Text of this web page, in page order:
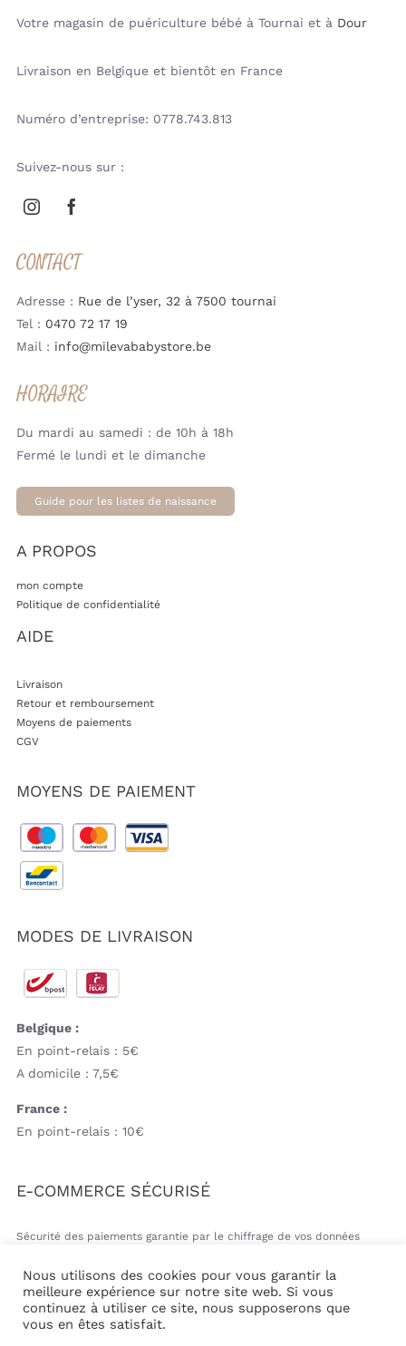
Votre magasin de puériculture bébé à Tournai et à Dour
Livraison en Belgique et bientôt en France
Numéro d’entreprise: 0778.743.813
Suivez-nous sur :
CONTACT
Adresse : Rue de l’yser, 32 à 7500 tournai
Tel : 0470 72 17 19
Mail : info@milevababystore.be
HORAIRE
Du mardi au samedi : de 10h à 18h
Fermé le lundi et le dimanche
Guide pour les listes de naissance
A PROPOS
mon compte
Politique de confidentialité
AIDE
Livraison
Retour et remboursement
Moyens de paiements
CGV
MOYENS DE PAIEMENT
MODES DE LIVRAISON
Belgique :
En point-relais : 5€
A domicile : 7,5€
France :
En point-relais : 10€
E-COMMERCE SÉCURISÉ
Sécurité des paiements garantie par le chiffrage de vos données
Nous utilisons des cookies pour vous garantir la
meilleure expérience sur notre site web. Si vous
continuez à utiliser ce site, nous supposerons que
vous en êtes satisfait.